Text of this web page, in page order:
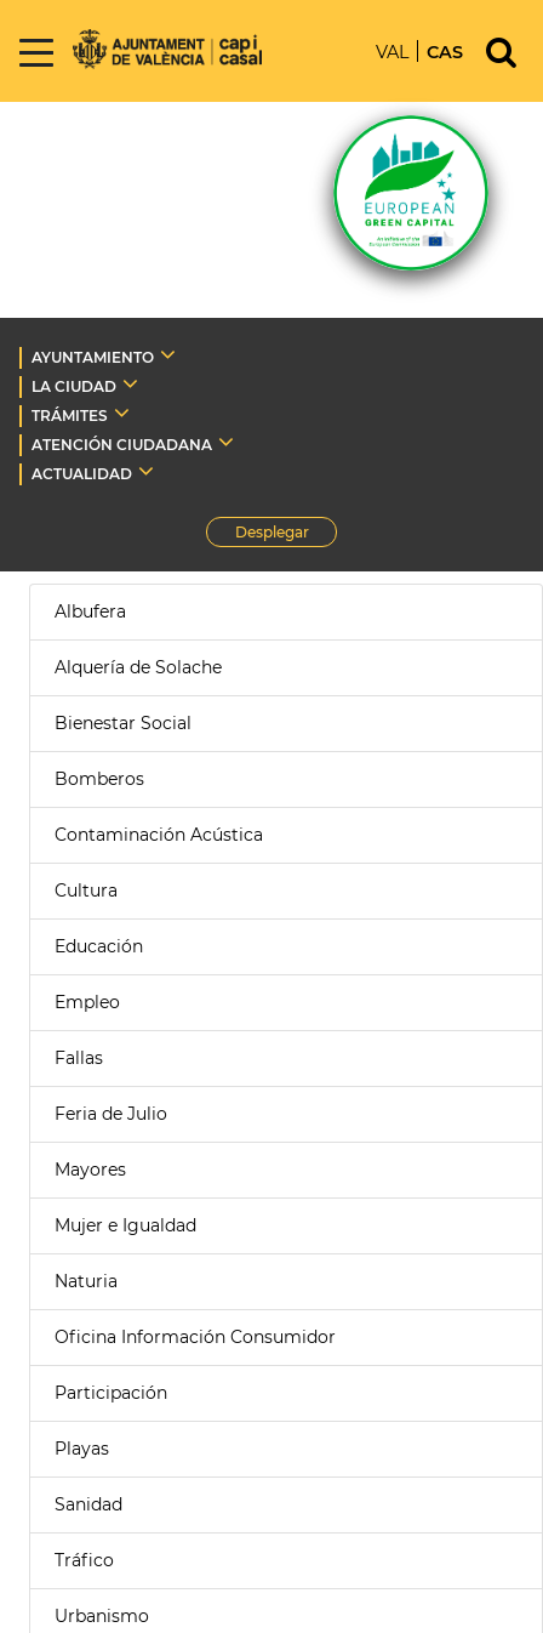
VAL CAS
AYUNTAMIENTO
LA CIUDAD
TRÁMITES
ATENCIÓN CIUDADANA
ACTUALIDAD
Desplegar
Albufera
Alquería de Solache
Bienestar Social
Bomberos
Contaminación Acústica
Cultura
Educación
Empleo
Fallas
Feria de Julio
Mayores
Mujer e Igualdad
Naturia
Oficina Información Consumidor
Participación
Playas
Sanidad
Tráfico
Urbanismo